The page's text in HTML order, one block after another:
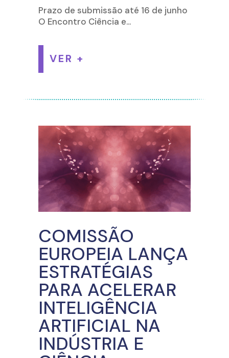
Prazo de submissão até 16 de junho
O Encontro Ciência e...
VER +
COMISSÃO
EUROPEIA LANÇA
ESTRATÉGIAS
PARA ACELERAR
INTELIGÊNCIA
ARTIFICIAL NA
INDÚSTRIA E